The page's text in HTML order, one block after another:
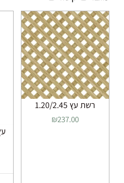
רשת עץ 1.20/2.45
₪237.00